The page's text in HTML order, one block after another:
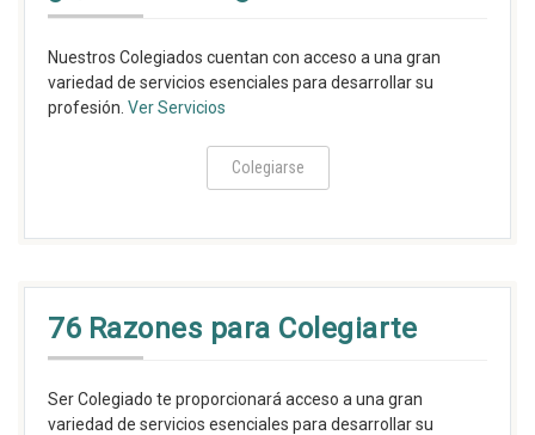
Nuestros Colegiados cuentan con acceso a una gran
variedad de servicios esenciales para desarrollar su
profesión. Ver Servicios
Colegiarse
76 Razones para Colegiarte
Ser Colegiado te proporcionará acceso a una gran
variedad de servicios esenciales para desarrollar su